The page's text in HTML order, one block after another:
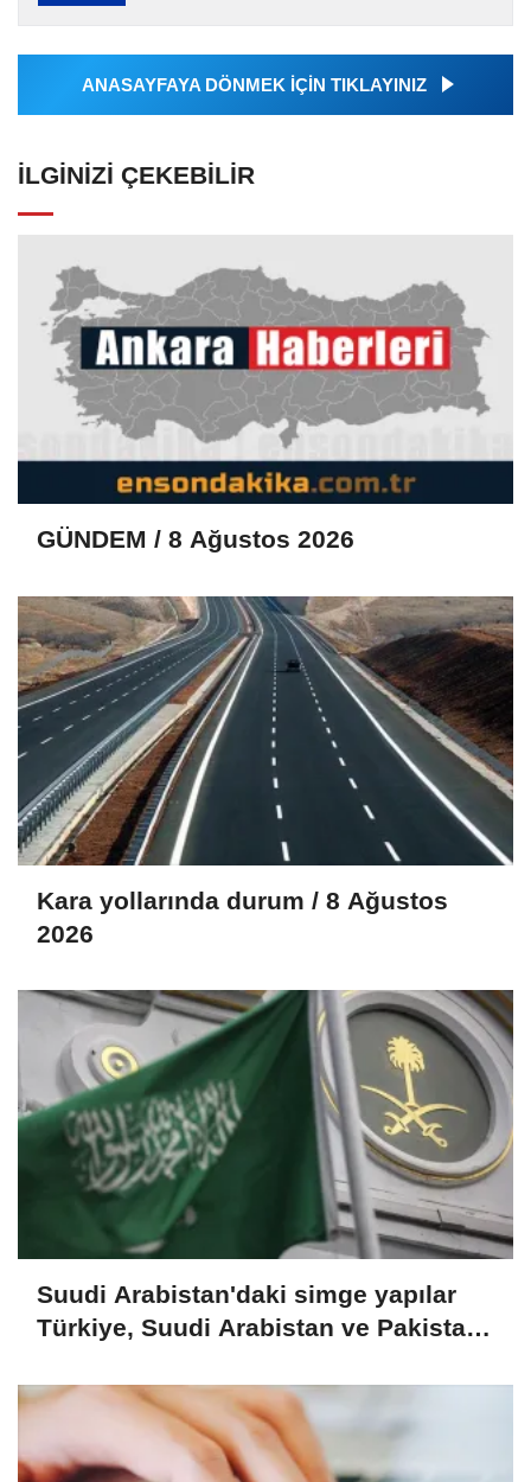
Ajansı tarafından...
ANASAYFAYA DÖNMEK İÇİN TIKLAYINIZ
İLGINIZI ÇEKEBILIR
GÜNDEM / 8 Ağustos 2026
Kara yollarında durum / 8 Ağustos
2026
Suudi Arabistan'daki simge yapılar
Türkiye, Suudi Arabistan ve Pakistan